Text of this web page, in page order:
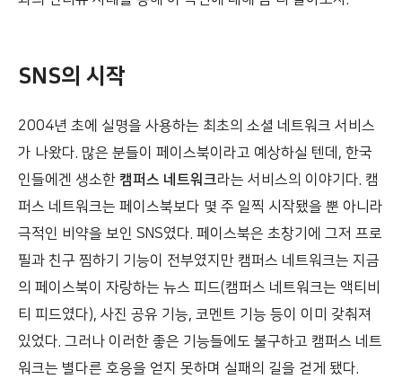
SNS의 시작
2004년 초에 실명을 사용하는 최초의 소셜 네트워크 서비스
가 나왔다. 많은 분들이 페이스북이라고 예상하실 텐데, 한국
인들에겐 생소한 캠퍼스 네트워크라는 서비스의 이야기다. 캠
퍼스 네트워크는 페이스북보다 몇 주 일찍 시작됐을 뿐 아니라
극적인 비약을 보인 SNS였다. 페이스북은 초창기에 그저 프로
필과 친구 찜하기 기능이 전부였지만 캠퍼스 네트워크는 지금
의 페이스북이 자랑하는 뉴스 피드(캠퍼스 네트워크는 액티비
티 피드였다), 사진 공유 기능, 코멘트 기능 등이 이미 갖춰져
있었다. 그러나 이러한 좋은 기능들에도 불구하고 캠퍼스 네트
워크는 별다른 호응을 얻지 못하며 실패의 길을 걷게 됐다.